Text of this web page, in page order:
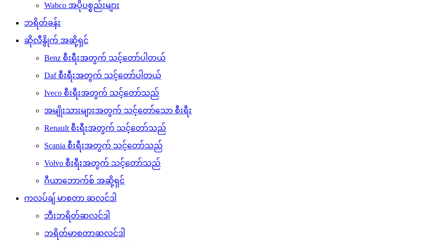
Wabco အပိုပစ္စည်းများ
ဘရိတ်ခန်း
ဆိုလီနွိုက် အဆို့ရှင်
Benz စီးရီးအတွက် သင့်တော်ပါတယ်
Daf စီးရီးအတွက် သင့်တော်ပါတယ်
Iveco စီးရီးအတွက် သင့်တော်သည်
အမျိုးသားများအတွက် သင့်တော်သော စီးရီး
Renault စီးရီးအတွက် သင့်တော်သည်
Scania စီးရီးအတွက် သင့်တော်သည်
Volvo စီးရီးအတွက် သင့်တော်သည်
ဂီယာဘောက်စ် အဆို့ရှင်
ကလပ်ချ် မာစတာ ဆလင်ဒါ
ဘီးဘရိတ်ဆလင်ဒါ
ဘရိတ်မာစတာဆလင်ဒါ